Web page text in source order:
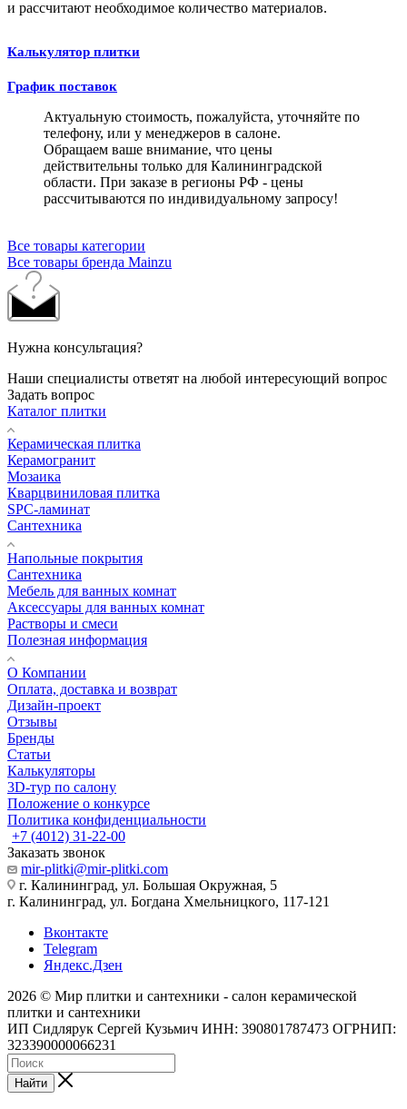
и рассчитают необходимое количество материалов.
Калькулятор плитки
График поставок
Актуальную стоимость, пожалуйста, уточняйте по
телефону, или у менеджеров в салоне.
Обращаем ваше внимание, что цены
действительны только для Калининградской
области. При заказе в регионы РФ - цены
рассчитываются по индивидуальному запросу!
Все товары категории
Все товары бренда Mainzu
Нужна консультация?
Наши специалисты ответят на любой интересующий вопрос
Задать вопрос
Каталог плитки
Керамическая плитка
Керамогранит
Мозаика
Кварцвиниловая плитка
SPC-ламинат
Сантехника
Напольные покрытия
Сантехника
Мебель для ванных комнат
Аксессуары для ванных комнат
Растворы и смеси
Полезная информация
О Компании
Оплата, доставка и возврат
Дизайн-проект
Отзывы
Бренды
Статьи
Калькуляторы
3D-тур по салону
Положение о конкурсе
Политика конфиденциальности
+7 (4012) 31-22-00
Заказать звонок
mir-plitki@mir-plitki.com
г. Калининград, ул. Большая Окружная, 5
г. Калининград, ул. Богдана Хмельницкого, 117-121
Вконтакте
Telegram
Яндекс.Дзен
2026 © Мир плитки и сантехники - салон керамической
плитки и сантехники
ИП Сидлярук Сергей Кузьмич ИНН: 390801787473 ОГРНИП:
323390000066231
Найти